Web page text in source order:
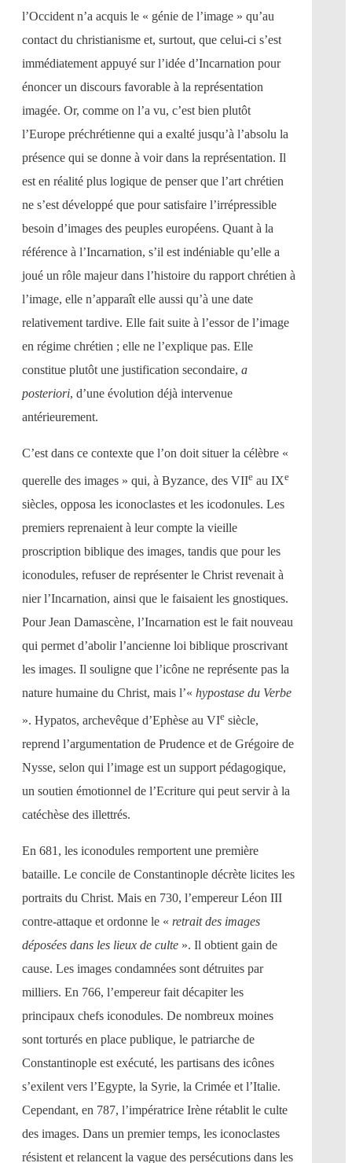
l’Occident n’a acquis le « génie de l’image » qu’au
contact du christianisme et, surtout, que celui-ci s’est
immédiatement appuyé sur l’idée d’Incarnation pour
énoncer un discours favorable à la représentation
imagée. Or, comme on l’a vu, c’est bien plutôt
l’Europe préchrétienne qui a exalté jusqu’à l’absolu la
présence qui se donne à voir dans la représentation. Il
est en réalité plus logique de penser que l’art chrétien
ne s’est développé que pour satisfaire l’irrépressible
besoin d’images des peuples européens. Quant à la
référence à l’Incarnation, s’il est indéniable qu’elle a
joué un rôle majeur dans l’histoire du rapport chrétien à
l’image, elle n’apparaît elle aussi qu’à une date
relativement tardive. Elle fait suite à l’essor de l’image
en régime chrétien ; elle ne l’explique pas. Elle
constitue plutôt une justification secondaire, a
posteriori, d’une évolution déjà intervenue
antérieurement.
C’est dans ce contexte que l’on doit situer la célèbre «
querelle des images » qui, à Byzance, des VIIe au IXe
siècles, opposa les iconoclastes et les icodonules. Les
premiers reprenaient à leur compte la vieille
proscription biblique des images, tandis que pour les
iconodules, refuser de représenter le Christ revenait à
nier l’Incarnation, ainsi que le faisaient les gnostiques.
Pour Jean Damascène, l’Incarnation est le fait nouveau
qui permet d’abolir l’ancienne loi biblique proscrivant
les images. Il souligne que l’icône ne représente pas la
nature humaine du Christ, mais l’« hypostase du Verbe
». Hypatos, archevêque d’Ephèse au VIe siècle,
reprend l’argumentation de Prudence et de Grégoire de
Nysse, selon qui l’image est un support pédagogique,
un soutien émotionnel de l’Ecriture qui peut servir à la
catéchèse des illettrés.
En 681, les iconodules remportent une première
bataille. Le concile de Constantinople décrète licites les
portraits du Christ. Mais en 730, l’empereur Léon III
contre-attaque et ordonne le « retrait des images
déposées dans les lieux de culte ». Il obtient gain de
cause. Les images condamnées sont détruites par
milliers. En 766, l’empereur fait décapiter les
principaux chefs iconodules. De nombreux moines
sont torturés en place publique, le patriarche de
Constantinople est exécuté, les partisans des icônes
s’exilent vers l’Egypte, la Syrie, la Crimée et l’Italie.
Cependant, en 787, l’impératrice Irène rétablit le culte
des images. Dans un premier temps, les iconoclastes
résistent et relancent la vague des persécutions dans les